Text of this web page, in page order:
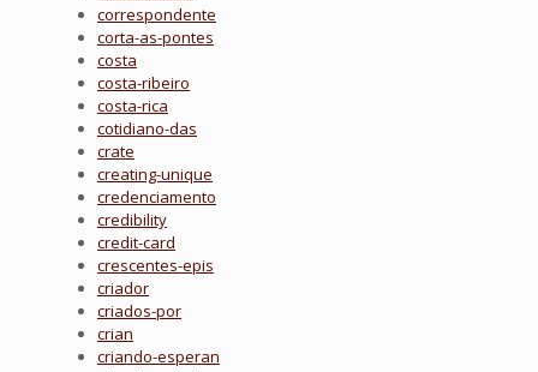
correspondente
corta-as-pontes
costa
costa-ribeiro
costa-rica
cotidiano-das
crate
creating-unique
credenciamento
credibility
credit-card
crescentes-epis
criador
criados-por
crian
criando-esperan